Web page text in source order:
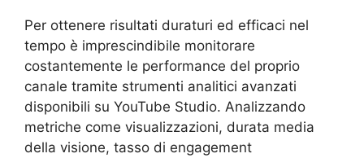
Per ottenere risultati duraturi ed efficaci nel
tempo è imprescindibile monitorare
costantemente le performance del proprio
canale tramite strumenti analitici avanzati
disponibili su YouTube Studio. Analizzando
metriche come visualizzazioni, durata media
della visione, tasso di engagement